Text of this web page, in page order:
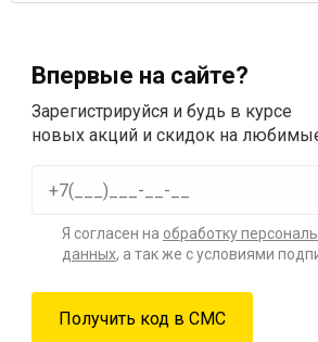
Впервые на сайте?
Зарегистрируйся и будь в курсе
новых акций и скидок на
Я согласен на обработку
данных, а так же с условиями